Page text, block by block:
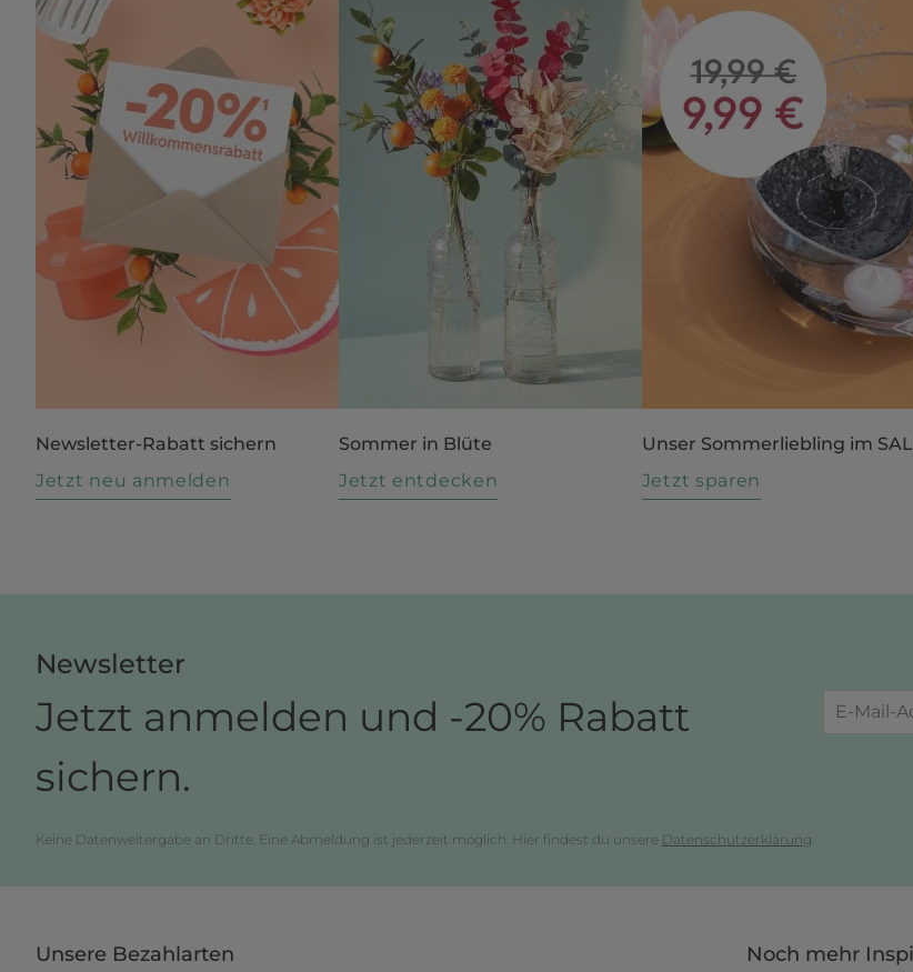
Newsletter-Rabatt sichern
Jetzt neu anmelden
Sommer in Blüte
Jetzt entdecken
Unser Sommerliebling im
Jetzt sparen
Newsletter
Jetzt anmelden und -20% Rabatt
sichern.
Keine Datenweitergabe an Dritte. Eine Abmeldung ist jederzeit möglich. Hier findest du unsere Datenschutzerklärung.
Unsere Bezahlarten Noch mehr